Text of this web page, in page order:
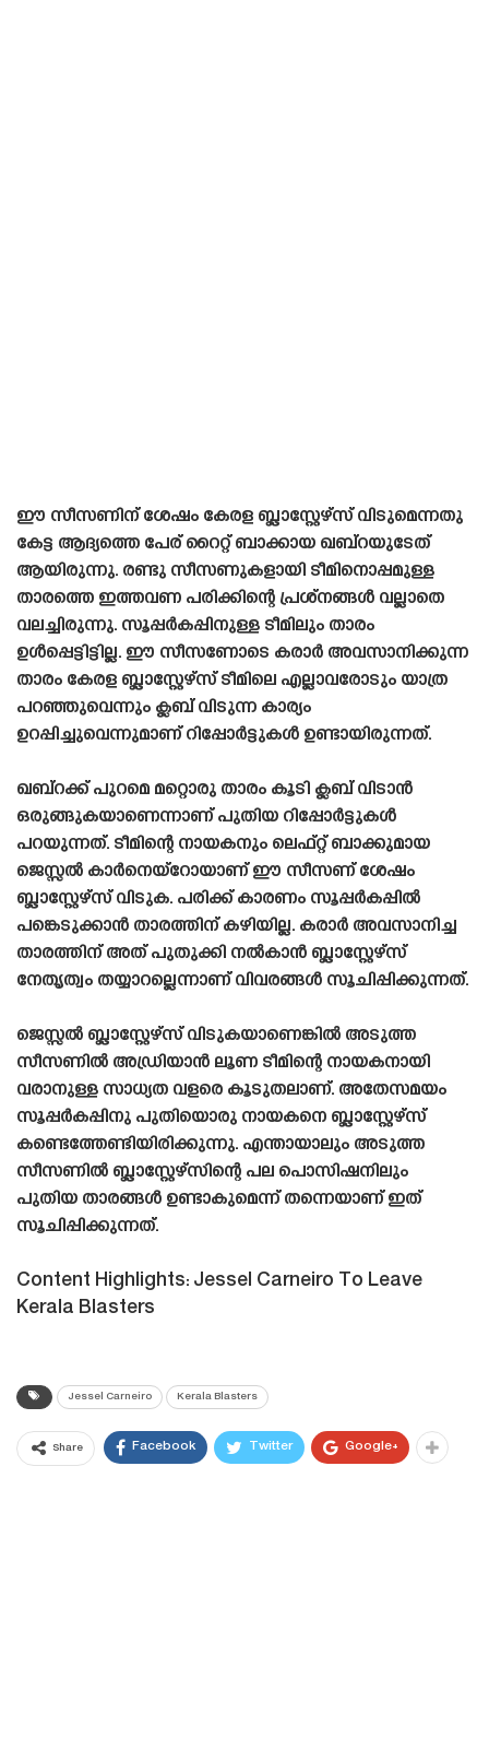
ഈ സീസണിന് ശേഷം കേരള ബ്ലാസ്റ്റേഴ്‌സ് വിടുമെന്നതു
കേട്ട ആദ്യത്തെ പേര് റൈറ്റ് ബാക്കായ ഖബ്‌റയുടേത്
ആയിരുന്നു. രണ്ടു സീസണുകളായി ടീമിനൊപ്പമുള്ള
താരത്തെ ഇത്തവണ പരിക്കിന്റെ പ്രശ്‌നങ്ങൾ വല്ലാതെ
വലച്ചിരുന്നു. സൂപ്പർകപ്പിനുള്ള ടീമിലും താരം
ഉൾപ്പെട്ടിട്ടില്ല. ഈ സീസണോടെ കരാർ അവസാനിക്കുന്ന
താരം കേരള ബ്ലാസ്റ്റേഴ്‌സ് ടീമിലെ എല്ലാവരോടും യാത്ര
പറഞ്ഞുവെന്നും ക്ലബ് വിടുന്ന കാര്യം
ഉറപ്പിച്ചുവെന്നുമാണ് റിപ്പോർട്ടുകൾ ഉണ്ടായിരുന്നത്.
ഖബ്‌റക്ക് പുറമെ മറ്റൊരു താരം കൂടി ക്ലബ് വിടാൻ
ഒരുങ്ങുകയാണെന്നാണ് പുതിയ റിപ്പോർട്ടുകൾ
പറയുന്നത്. ടീമിന്റെ നായകനും ലെഫ്റ്റ് ബാക്കുമായ
ജെസ്സൽ കാർനെയ്‌റോയാണ് ഈ സീസണ് ശേഷം
ബ്ലാസ്റ്റേഴ്‌സ് വിടുക. പരിക്ക് കാരണം സൂപ്പർകപ്പിൽ
പങ്കെടുക്കാൻ താരത്തിന് കഴിയില്ല. കരാർ അവസാനിച്ച
താരത്തിന് അത് പുതുക്കി നൽകാൻ ബ്ലാസ്റ്റേഴ്‌സ്
നേതൃത്വം തയ്യാറല്ലെന്നാണ് വിവരങ്ങൾ സൂചിപ്പിക്കുന്നത്.
ജെസ്സൽ ബ്ലാസ്റ്റേഴ്‌സ് വിടുകയാണെങ്കിൽ അടുത്ത
സീസണിൽ അഡ്രിയാൻ ലൂണ ടീമിന്റെ നായകനായി
വരാനുള്ള സാധ്യത വളരെ കൂടുതലാണ്. അതേസമയം
സൂപ്പർകപ്പിനു പുതിയൊരു നായകനെ ബ്ലാസ്റ്റേഴ്‌സ്
കണ്ടെത്തേണ്ടിയിരിക്കുന്നു. എന്തായാലും അടുത്ത
സീസണിൽ ബ്ലാസ്റ്റേഴ്‌സിന്റെ പല പൊസിഷനിലും
പുതിയ താരങ്ങൾ ഉണ്ടാകുമെന്ന് തന്നെയാണ് ഇത്
സൂചിപ്പിക്കുന്നത്.
Content Highlights: Jessel Carneiro To Leave
Kerala Blasters
Jessel Carneiro Kerala Blasters
Share Facebook Twitter Google+